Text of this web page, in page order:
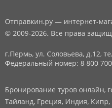
Отправкин.ру — интернет-
© 2009-2026. Все права
г.Пермь, ул. Соловьева, д.12,
Федеральный номер: 8 800
Бронирование туров онлайн,
Тайланд, Греция, Индия,